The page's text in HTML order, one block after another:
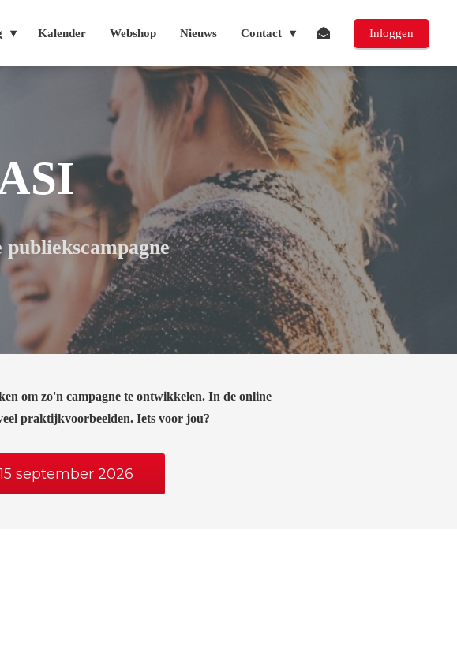
Kalender Webshop Nieuws Contact Inloggen
om zo'n campagne te ontwikkelen. In de online
praktijkvoorbeelden. Iets voor jou?
september 2026